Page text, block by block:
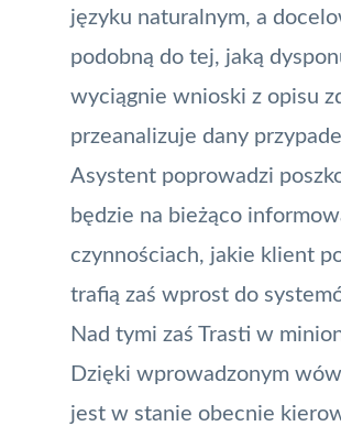
języku naturalnym, a
podobną do tej, jaką
wyciągnie wnioski z opisu
przeanalizuje dany
Asystent poprowadzi
będzie na bieżąco
czynnościach, jakie klient
trafią zaś wprost do
Nad tymi zaś Trasti w
Dzięki wprowadzonym
jest w stanie obecnie